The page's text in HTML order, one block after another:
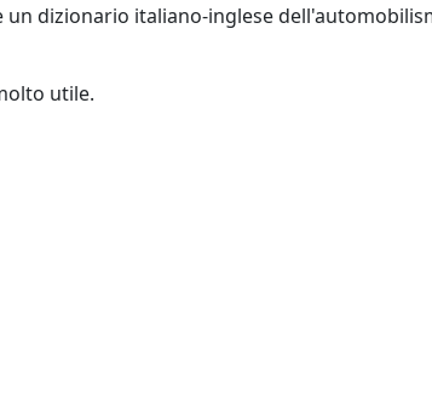
dizionario italiano-inglese
utile.